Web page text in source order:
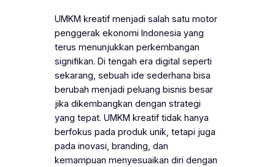
UMKM kreatif menjadi salah satu motor
penggerak ekonomi Indonesia yang
terus menunjukkan perkembangan
signifikan. Di tengah era digital seperti
sekarang, sebuah ide sederhana bisa
berubah menjadi peluang bisnis besar
jika dikembangkan dengan strategi
yang tepat. UMKM kreatif tidak hanya
berfokus pada produk unik, tetapi juga
pada inovasi, branding, dan
kemampuan menyesuaikan diri dengan